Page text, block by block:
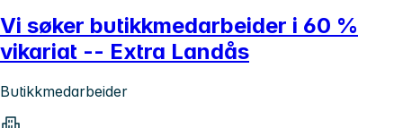
Vi søker butikkmedarbeider i 60 %
vikariat -- Extra Landås
Butikkmedarbeider